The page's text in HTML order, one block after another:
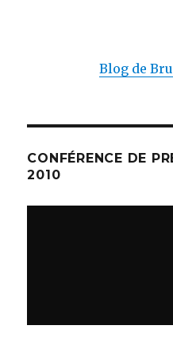
Blog de
CONFÉRENCE DE
2010